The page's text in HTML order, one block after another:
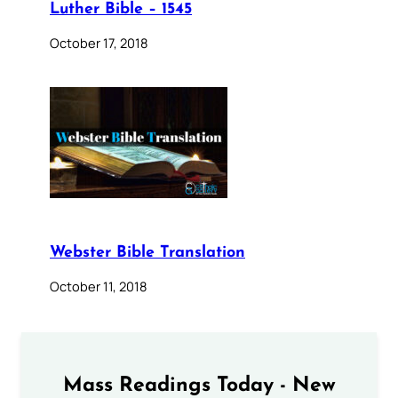
Luther Bible – 1545
October 17, 2018
Webster Bible Translation
October 11, 2018
Mass Readings Today - New